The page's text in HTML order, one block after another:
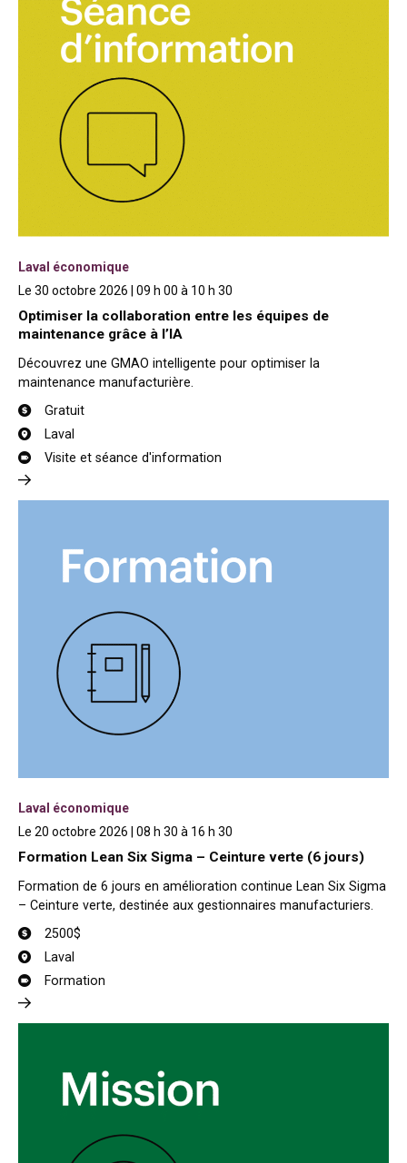
Laval économique
Le 30 octobre 2026 | 09 h 00 à 10 h 30
Optimiser la collaboration entre les équipes de
maintenance grâce à l’IA
Découvrez une GMAO intelligente pour optimiser la
maintenance manufacturière.
Gratuit
Laval
Visite et séance d'information
Laval économique
Le 20 octobre 2026 | 08 h 30 à 16 h 30
Formation Lean Six Sigma – Ceinture verte (6 jours)
Formation de 6 jours en amélioration continue Lean Six Sigma
– Ceinture verte, destinée aux gestionnaires manufacturiers.
2500$
Laval
Formation